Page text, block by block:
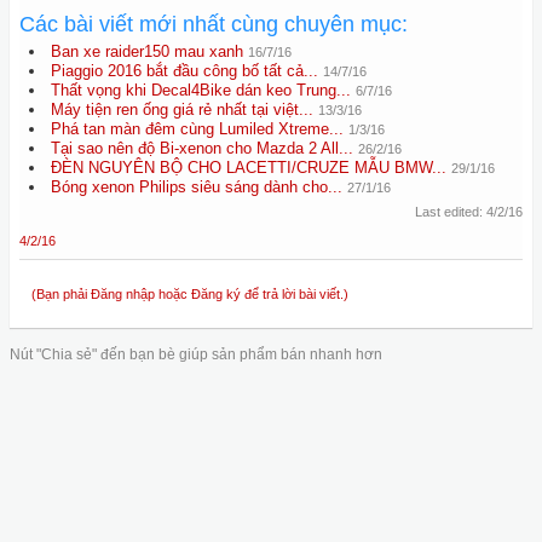
Các bài viết mới nhất cùng chuyên mục:
Ban xe raider150 mau xanh 16/7/16
Piaggio 2016 bắt đầu công bố tất cả... 14/7/16
Thất vọng khi Decal4Bike dán keo Trung... 6/7/16
Máy tiện ren ống giá rẻ nhất tại việt... 13/3/16
Phá tan màn đêm cùng Lumiled Xtreme... 1/3/16
Tại sao nên độ Bi-xenon cho Mazda 2 All... 26/2/16
ĐÈN NGUYÊN BỘ CHO LACETTI/CRUZE MẪU BMW... 29/1/16
Bóng xenon Philips siêu sáng dành cho... 27/1/16
Last edited: 4/2/16
4/2/16
(Bạn phải Đăng nhập hoặc Đăng ký để trả lời bài viết.)
Nút "Chia sẻ" đến bạn bè giúp sản phẩm bán nhanh hơn